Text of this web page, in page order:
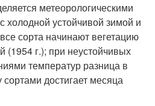
метеорологическими
холодной устойчивой зимой и
сорта начинают вегетацию
г.); при неустойчивых
температур разница в
достигает месяца